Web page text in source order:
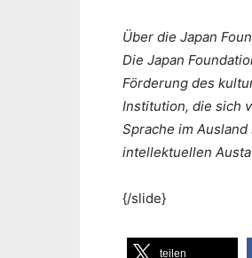
Über die Japan
Die Japan
Förderung des
Institution, die sich
Sprache im
intellektuellen
{/slide}
teilen